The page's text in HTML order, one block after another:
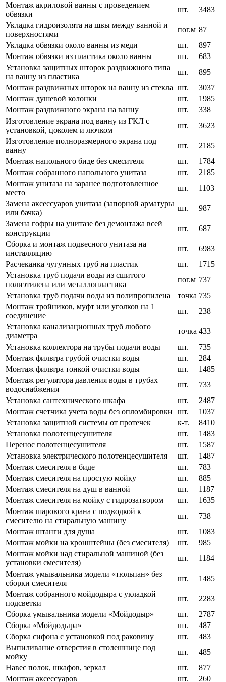
Монтаж акриловой ванны с проведением
обвязки
шт.
3483
Укладка гидроизолята на швы между ванной и
поверхностями
пог.м 87
Укладка обвязки около ванны из меди
шт.
897
Монтаж обвязки из пластика около ванны
шт.
683
Установка защитных шторок раздвижного типа
на ванну из пластика
шт.
895
Монтаж раздвижных шторок на ванну из стекла шт.
3037
Монтаж душевой колонки
шт.
1985
Монтаж раздвижного экрана на ванну
шт.
338
Изготовление экрана под ванну из ГКЛ с
установкой, цоколем и лючком
шт.
3623
Изготовление полноразмерного экрана под
ванну
шт.
2185
Монтаж напольного биде без смесителя
шт.
1784
Монтаж собранного напольного унитаза
шт.
2185
Монтаж унитаза на заранее подготовленное
место
шт.
1103
Замена аксессуаров унитаза (запорной арматуры
или бачка)
шт.
987
Замена гофры на унитазе без демонтажа всей
конструкции
шт.
687
Сборка и монтаж подвесного унитаза на
инсталляцию
шт.
6983
Расчеканка чугунных труб на пластик
шт.
1715
Установка труб подачи воды из сшитого
полиэтилена или металлопластика
пог.м 737
Установка труб подачи воды из полипропилена
точка 735
Монтаж тройников, муфт или уголков на 1
соединение
шт.
238
Установка канализационных труб любого
диаметра
точка 433
Установка коллектора на трубы подачи воды
шт.
735
Монтаж фильтра грубой очистки воды
шт.
284
Монтаж фильтра тонкой очистки воды
шт.
1485
Монтаж регулятора давления воды в трубах
водоснабжения
шт.
733
Установка сантехнического шкафа
шт.
2487
Монтаж счетчика учета воды без опломбировки
шт.
1037
Установка защитной системы от протечек
к-т.
8410
Установка полотенцесушителя
шт.
1483
Перенос полотенцесушителя
шт.
1587
Установка электрического полотенцесушителя
шт.
1487
Монтаж смесителя в биде
шт.
783
Монтаж смесителя на простую мойку
шт.
885
Монтаж смесителя на душ в ванной
шт.
1187
Монтаж смесителя на мойку с гидрозатвором
шт.
1635
Монтаж шарового крана с подводкой к
смесителю на стиральную машину
шт.
738
Монтаж штанги для душа
шт.
1083
Монтаж мойки на кронштейны (без смесителя)
шт.
985
Монтаж мойки над стиральной машиной (без
установки смесителя)
шт.
1184
Монтаж умывальника модели «тюльпан» без
сборки смесителя
шт.
1485
Монтаж собранного мойдодыра с укладкой
подсветки
шт.
2283
Сборка умывальника модели «Мойдодыр»
шт.
2787
Сборка «Мойдодыра»
шт.
487
Сборка сифона с установкой под раковину
шт.
483
Выпиливание отверстия в столешнице под
мойку
шт.
485
Навес полок, шкафов, зеркал
шт.
877
Монтаж аксессуаров
шт.
260